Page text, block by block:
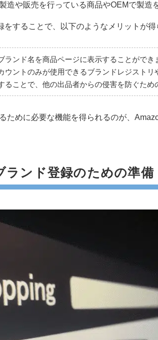
造や販売を行っている商品やOEMで製造
をすることで、以下のようなメリットが得
ランド名を商品ページに表示することができ
ウントのみが使用できるブランドレジスト
ることで、他の出品者からの侵害を防ぐため
ために必要な機能を得られるのが、
ランド登録のための準備